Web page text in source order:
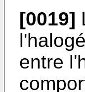
[0019]
entre